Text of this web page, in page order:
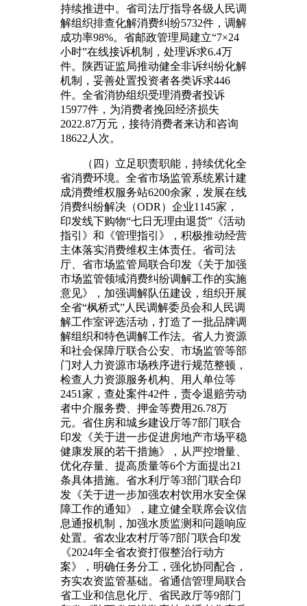
持续推进中。省司法厅指导各级人民调
解组织排查化解消费纠纷5732件，调解
成功率98%。省邮政管理局建立“7×24
小时”在线接诉机制，处理诉求6.4万
件。陕西证监局推动健全非诉纠纷化解
机制，妥善处置投资者各类诉求446
件。全省消协组织受理消费者投诉
15977件，为消费者挽回经济损失
2022.87万元，接待消费者来访和咨询
18622人次。
（四）立足职责职能，持续优化全
省消费环境。全省市场监管系统累计建
成消费维权服务站6200余家，发展在线
消费纠纷解决（ODR）企业1145家，
印发线下购物“七日无理由退货”《活动
指引》和《管理指引》，积极推动经营
主体落实消费维权主体责任。省司法
厅、省市场监管局联合印发《关于加强
市场监管领域消费纠纷调解工作的实施
意见》，加强调解队伍建设，组织开展
全省“枫桥式”人民调解委员会和人民调
解工作室评选活动，打造了一批品牌调
解组织和特色调解工作法。省人力资源
和社会保障厅联合公安、市场监管等部
门对人力资源市场秩序进行规范整顿，
检查人力资源服务机构、用人单位等
2451家，查处案件42件，责令退赔劳动
者中介服务费、押金等费用26.78万
元。省住房和城乡建设厅等7部门联合
印发《关于进一步促进房地产市场平稳
健康发展的若干措施》，从严控增量、
优化存量、提高质量等6个方面提出21
条具体措施。省水利厅等3部门联合印
发《关于进一步加强农村饮用水安全保
障工作的通知》，建立健全联席会议信
息通报机制，加强水质监测和问题响应
处置。省农业农村厅等7部门联合印发
《2024年全省农资打假整治行动方
案》，明确任务分工，强化协同配合，
夯实农资监管基础。省通信管理局联合
省工业和信息化厅、省民政厅等9部门